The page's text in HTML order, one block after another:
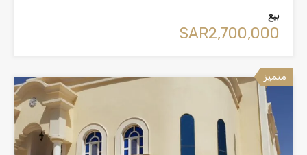
بيع
‪SAR2,700,000
متميز